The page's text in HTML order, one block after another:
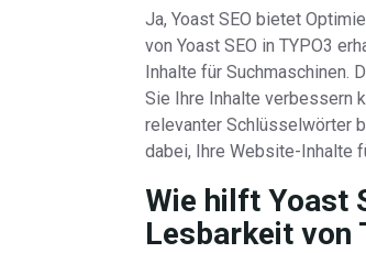
Ja, Yoast SEO bietet
von Yoast SEO in TYPO3
Inhalte für Suchmaschinen.
Sie Ihre Inhalte verbessern
relevanter Schlüsselwörter
dabei, Ihre Website-Inhalte
Wie hilft Yoast
Lesbarkeit von